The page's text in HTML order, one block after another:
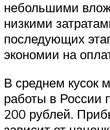
небольшими
низкими
последующих
экономии на
В среднем кусок
работы в России
200 рублей.